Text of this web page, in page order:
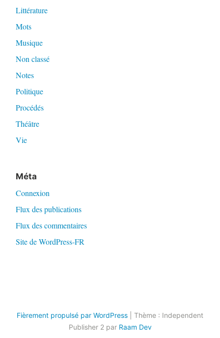
Littérature
Mots
Musique
Non classé
Notes
Politique
Procédés
Théâtre
Vie
Méta
Connexion
Flux des publications
Flux des commentaires
Site de WordPress-FR
Fièrement propulsé par WordPress
Thème : Independent
Publisher 2 par Raam Dev